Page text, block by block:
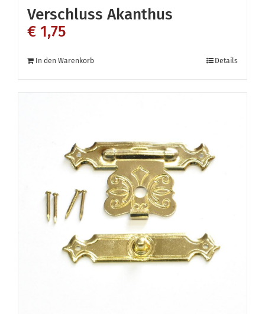
Verschluss Akanthus
€ 1,75
In den Warenkorb Details